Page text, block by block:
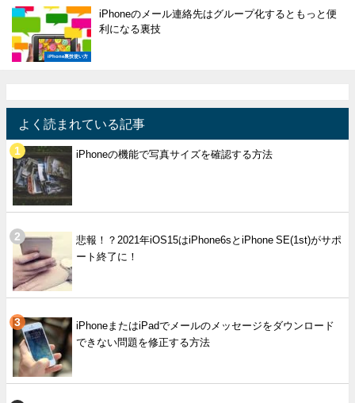
iPhone裏技使い方
iPhoneのメール連絡先はグループ化するともっと便
利になる裏技
よく読まれている記事
iPhoneの機能で写真サイズを確認する方法
悲報！？2021年iOS15はiPhone6sとiPhone SE(1st)がサポ
ート終了に！
iPhoneまたはiPadでメールのメッセージをダウンロード
できない問題を修正する方法